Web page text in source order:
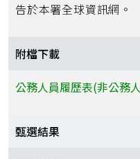
告於本署全球資訊網。
附檔下載
公務人員履歷表(非公務
甄選結果